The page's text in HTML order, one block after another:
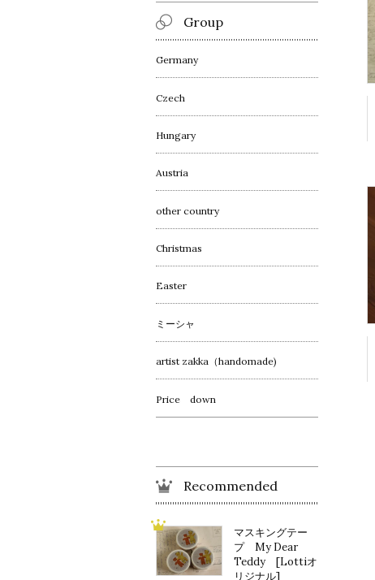
Group
Germany
Czech
Hungary
Austria
other country
Christmas
Easter
ミーシャ
artist zakka（handomade)
Price down
Recommended
マスキングテー
プ My Dear
Teddy [Lottiオ
リジナル]